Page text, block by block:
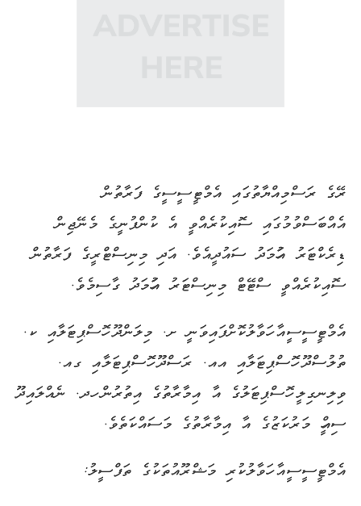
ރޭގެ ރަސްމިއްޔާތުގައި އެމްޓީސީސީގެ ފަރާތުން
އެއްބަސްވުމުގައި ސޮއިކުރެއްވީ އެ ކުންފުނީގެ މެނޭޖިން
ޑިރެކްޓަރު އަހުމަދު ސައުދީއެވެ. އަދި މިނިސްޓްރީގެ ފަރާތުން
ސޮއިކުރެއްވީ ސްޓޭޓް މިނިސްޓަރު އަހުމަދު ގާސިމެވެ.
އެމްޓީސީސީއާ ހަވާލުކޮށްފައިވަނީ ށ. މިލަންދޫ ހޮސްޕިޓަލާއި ކ.
ތުލުސްދޫ ހޮސްޕިޓަލާއި އއ. ރަސްދޫ ހޮސްޕިޓަލާއި ގއ.
ވިލިނގިލީ ހޮސްޕިޓަލުގެ އާ އިމާރާތުގެ އިތުރުން ހދ. ނެއްލައިދޫ
ސިއްހީ މަރުކަޒުގެ އާ އިމާރާތުގެ މަސައްކަތެވެ.
އެމްޓީސީސީއާ ހަވާލުކުރި މަޝްރޫއުތަކުގެ ތަފްސީލު: